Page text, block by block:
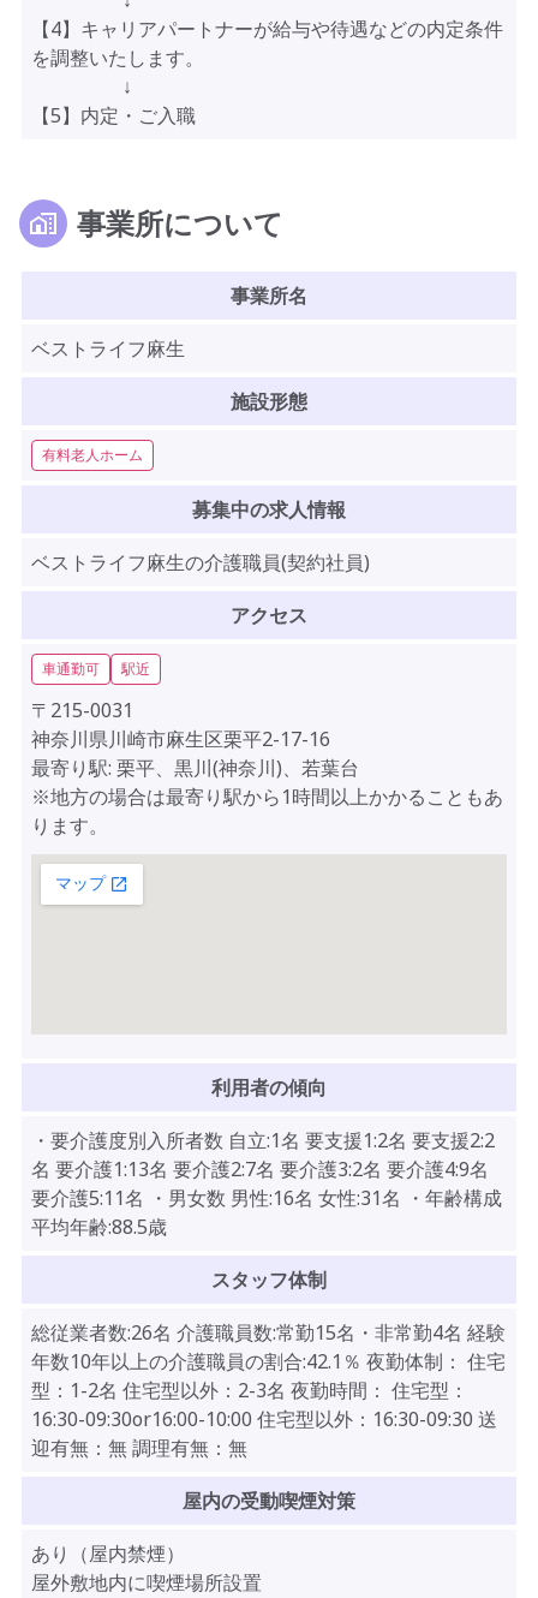
【4】キャリアパートナーが給与や待遇などの内定条件
を調整いたします。
↓
【5】内定・ご入職
事業所について
事業所名
ベストライフ麻生
施設形態
有料老人ホーム
募集中の求人情報
ベストライフ麻生の介護職員(契約社員)
アクセス
車通勤可 駅近
〒215-0031
神奈川県川崎市麻生区栗平2-17-16
最寄り駅: 栗平、黒川(神奈川)、若葉台
※地方の場合は最寄り駅から1時間以上かかることもあ
ります。
利用者の傾向
・要介護度別入所者数 自立:1名 要支援1:2名 要支援2:2
名 要介護1:13名 要介護2:7名 要介護3:2名 要介護4:9名
要介護5:11名 ・男女数 男性:16名 女性:31名 ・年齢構成
平均年齢:88.5歳
スタッフ体制
総従業者数:26名 介護職員数:常勤15名・非常勤4名 経験
年数10年以上の介護職員の割合:42.1％ 夜勤体制： 住宅
型：1-2名 住宅型以外：2-3名 夜勤時間： 住宅型：
16:30-09:30or16:00-10:00 住宅型以外：16:30-09:30 送
迎有無：無 調理有無：無
屋内の受動喫煙対策
あり（屋内禁煙）
屋外敷地内に喫煙場所設置